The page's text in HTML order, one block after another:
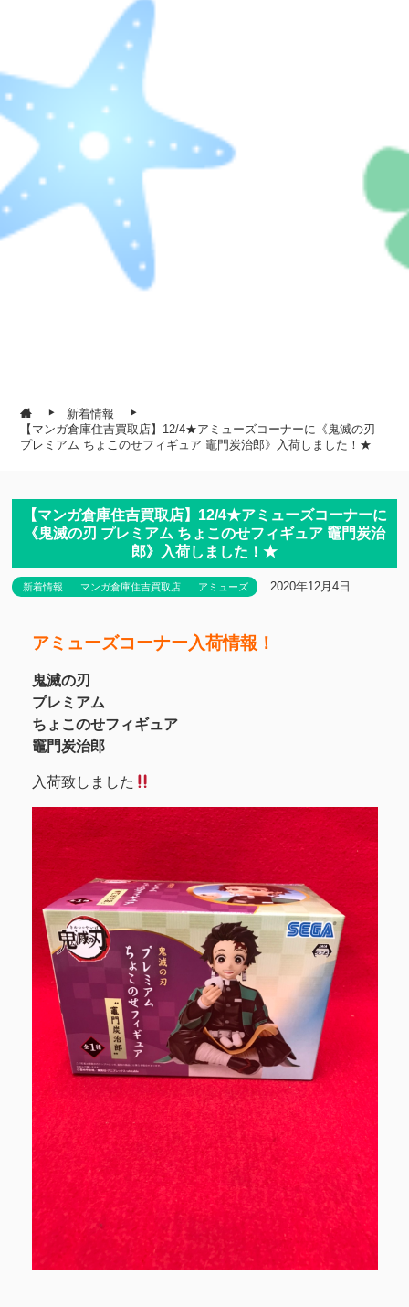
新着情報
【マンガ倉庫住吉買取店】12/4★アミューズコーナーに《鬼滅の刃
プレミアム ちょこのせフィギュア 竈門炭治郎》入荷しました！★
【マンガ倉庫住吉買取店】12/4★アミューズコーナーに
《鬼滅の刃 プレミアム ちょこのせフィギュア 竈門炭治
郎》入荷しました！★
新着情報 マンガ倉庫住吉買取店 アミューズ 2020年12月4日
アミューズコーナー入荷情報！
鬼滅の刃
プレミアム
ちょこのせフィギュア
竈門炭治郎
入荷致しました